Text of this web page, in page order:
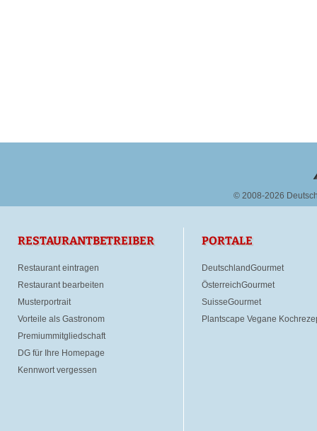
© 2008-2026
RESTAURANTBETREIBER
Restaurant eintragen
Restaurant bearbeiten
Musterportrait
Vorteile als Gastronom
Premiummitgliedschaft
DG für Ihre Homepage
Kennwort vergessen
PORTALE
DeutschlandGourmet
ÖsterreichGourmet
SuisseGourmet
Plantscape Vegane